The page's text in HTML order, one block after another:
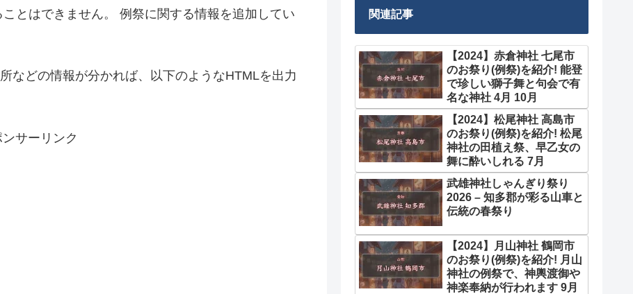
とはできません。 例祭に関する情報を追加してい
などの情報が分かれば、以下のようなHTMLを出力
ンサーリンク
関連記事
【2024】赤倉神社 七尾市
のお祭り(例祭)を紹介! 能登
で珍しい獅子舞と句会で有
名な神社 4月 10月
【2024】松尾神社 高島市
のお祭り(例祭)を紹介! 松尾
神社の田植え祭、早乙女の
舞に酔いしれる 7月
武雄神社しゃんぎり祭り
2026 – 知多郡が彩る山車と
伝統の春祭り
【2024】月山神社 鶴岡市
のお祭り(例祭)を紹介! 月山
神社の例祭で、神輿渡御や
神楽奉納が行われます 9月